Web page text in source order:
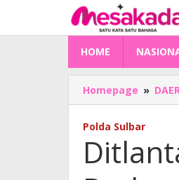
konten
HOME
Homepage »
Polda Sulbar